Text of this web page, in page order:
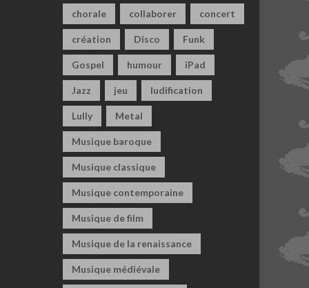
chorale collaborer concert
création Disco Funk
Gospel humour iPad
Jazz jeu ludification
Lully Metal
Musique baroque
Musique classique
Musique contemporaine
Musique de film
Musique de la renaissance
Musique médiévale